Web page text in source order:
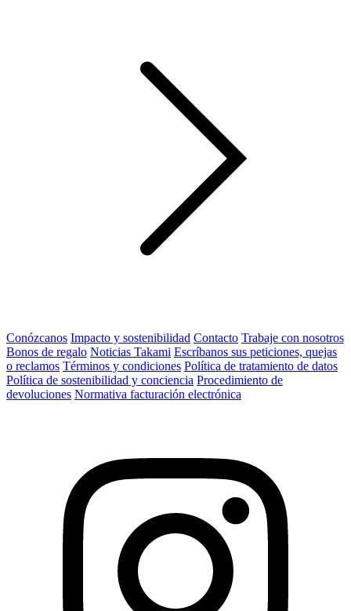
Conózcanos Impacto y sostenibilidad Contacto Trabaje con nosotros
Bonos de regalo Noticias Takami Escríbanos sus peticiones, quejas
o reclamos Términos y condiciones Política de tratamiento de datos
Política de sostenibilidad y conciencia Procedimiento de
devoluciones Normativa facturación electrónica